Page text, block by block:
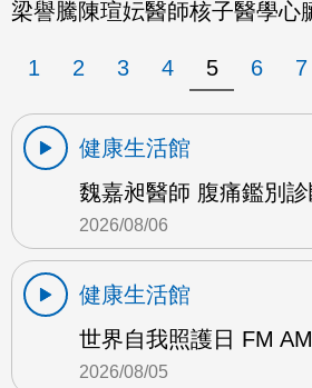
梁譽騰陳瑄妘醫師核子醫學心
1 2 3 4 5 6 7
健康生活館
魏嘉昶醫師 腹痛鑑別
2026/08/06
健康生活館
世界自我照護日 FM AM
2026/08/05